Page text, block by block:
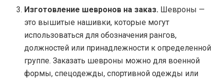
Изготовление шевронов на заказ. Шевроны —
это вышитые нашивки, которые могут
использоваться для обозначения рангов,
должностей или принадлежности к определенной
группе. Заказать шевроны можно для военной
формы, спецодежды, спортивной одежды или